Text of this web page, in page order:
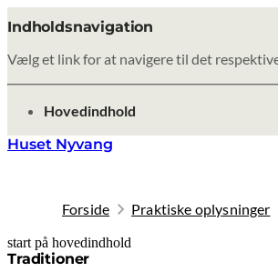
Indholdsnavigation
Vælg et link for at navigere til det
gå til
Hovedindhold
Huset Nyvang
Forside Praktiske oplysninger
start på hovedindhold
Traditioner
senest opdateret 9. februar 2026